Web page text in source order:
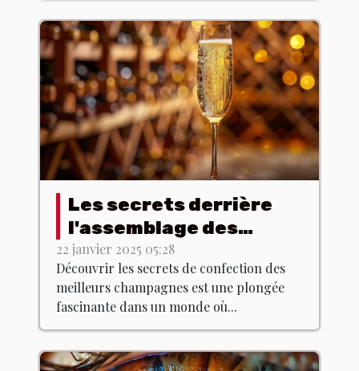
Les secrets derrière
l'assemblage des
meilleurs champagnes
22 janvier 2025 05:28
Découvrir les secrets de confection des
meilleurs champagnes est une plongée
fascinante dans un monde où...